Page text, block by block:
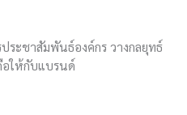
ระชาสัมพันธ์องค์กร วางกลยุทธ์
อให้กับแบรนด์